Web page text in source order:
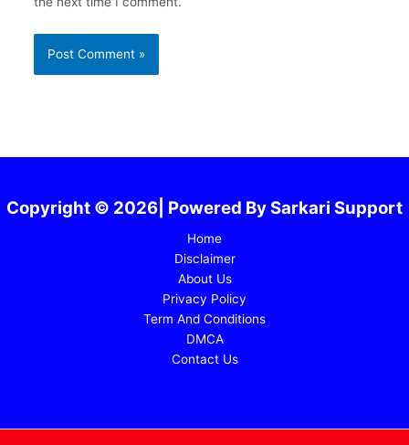
Copyright © 2026| Powered By Sarkari Support
Home
Disclaimer
About Us
Privacy Policy
Term And Conditions
DMCA
Contact Us